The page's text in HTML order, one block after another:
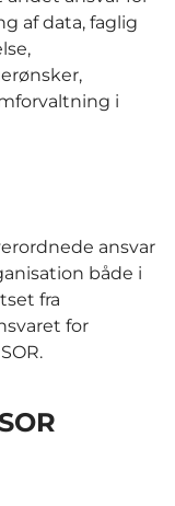
af data, faglig
i
ansvar
både i
fra
for